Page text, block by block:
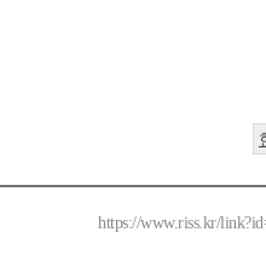
https://www.riss.kr/